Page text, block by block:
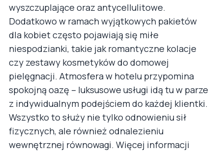
wyszczuplające oraz antycellulitowe.
Dodatkowo w ramach wyjątkowych pakietów
dla kobiet często pojawiają się miłe
niespodzianki, takie jak romantyczne kolacje
czy zestawy kosmetyków do domowej
pielęgnacji. Atmosfera w hotelu przypomina
spokojną oazę – luksusowe usługi idą tu w parze
z indywidualnym podejściem do każdej klientki.
Wszystko to służy nie tylko odnowieniu sił
fizycznych, ale również odnalezieniu
wewnętrznej równowagi. Więcej informacji